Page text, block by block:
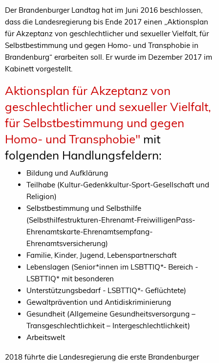
Der Brandenburger Landtag hat im Juni 2016 beschlossen,
dass die Landesregierung bis Ende 2017 einen „Aktionsplan
für Akzeptanz von geschlechtlicher und sexueller Vielfalt, für
Selbstbestimmung und gegen Homo- und Transphobie in
Brandenburg“ erarbeiten soll. Er wurde im Dezember 2017 im
Kabinett vorgestellt.
Aktionsplan für Akzeptanz von
geschlechtlicher und sexueller Vielfalt,
für Selbstbestimmung und gegen
Homo- und Transphobie" mit
folgenden Handlungsfeldern:
Bildung und Aufklärung
Teilhabe (Kultur-Gedenkkultur-Sport-Gesellschaft und
Religion)
Selbstbestimmung und Selbsthilfe
(Selbsthilfestrukturen-Ehrenamt-FreiwilligenPass-
Ehrenamtskarte-Ehrenamtsempfang-
Ehrenamtsversicherung)
Familie, Kinder, Jugend, Lebenspartnerschaft
Lebenslagen (Senior*innen im LSBTTIQ*- Bereich -
LSBTTIQ* mit besonderen
Unterstützungsbedarf - LSBTTIQ*- Geflüchtete)
Gewaltprävention und Antidiskriminierung
Gesundheit (Allgemeine Gesundheitsversorgung –
Transgeschlechtlichkeit – Intergeschlechtlichkeit)
Arbeitswelt
2018 führte die Landesregierung die erste Brandenburger